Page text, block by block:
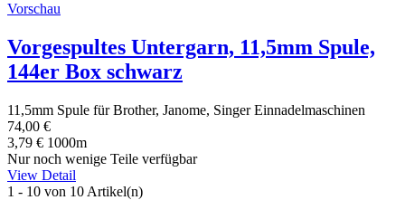
Vorschau
Vorgespultes Untergarn, 11,5mm Spule,
144er Box schwarz
11,5mm Spule für Brother, Janome, Singer Einnadelmaschinen
74,00 €
3,79 € 1000m
Nur noch wenige Teile verfügbar
View Detail
1 - 10 von 10 Artikel(n)